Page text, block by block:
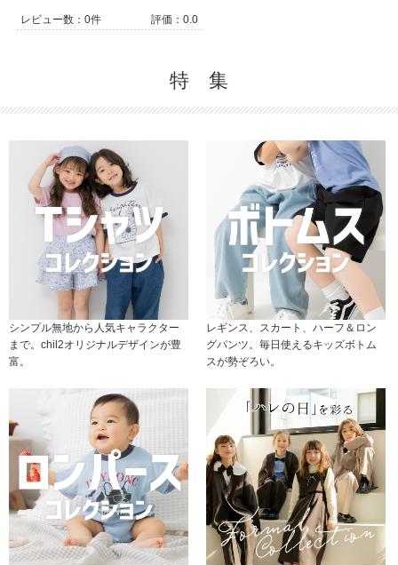
レビュー数：0件 評価：0.0
特 集
シンプル無地から人気キャラクター
まで。chil2オリジナルデザインが豊
富。
レギンス、スカート、ハーフ＆ロン
グパンツ。毎日使えるキッズボトム
スが勢ぞろい。